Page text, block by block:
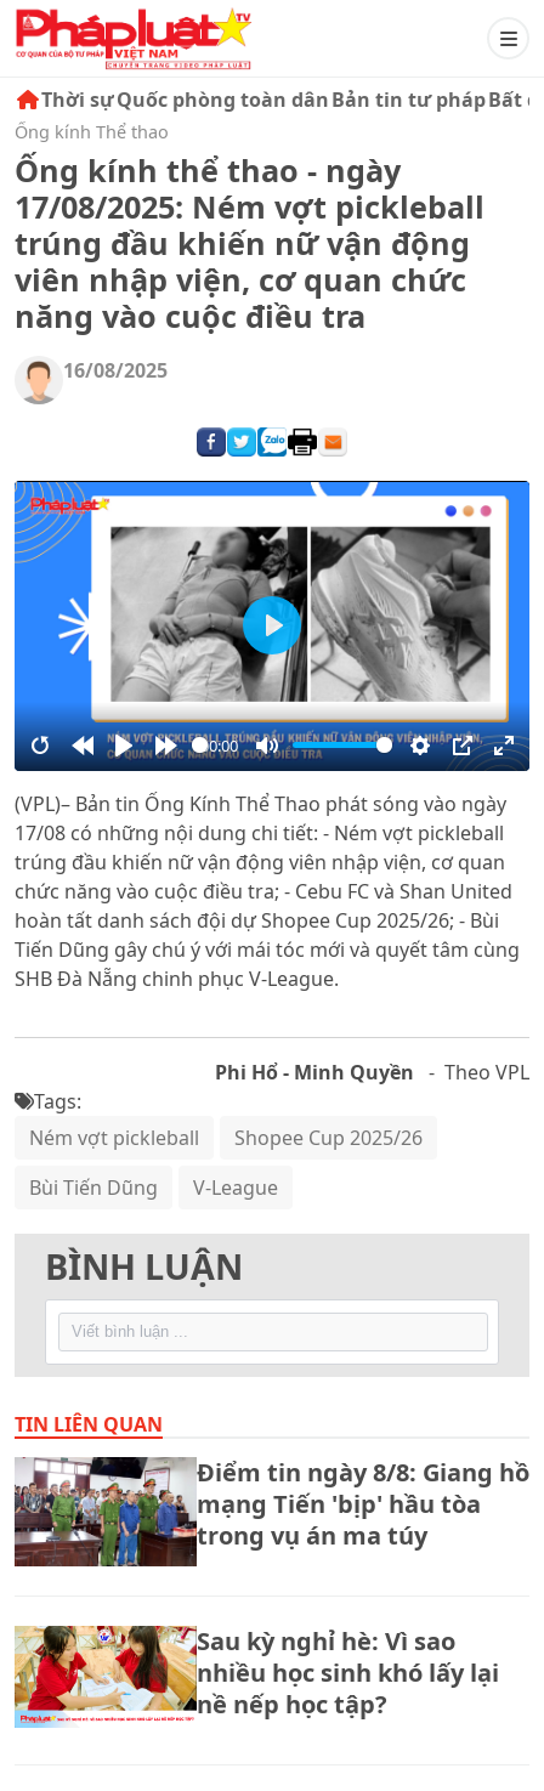
Thời sựQuốc phòng toàn dânBản tin tư phápBất
Ống kính Thể thao
Ống kính thể thao - ngày
17/08/2025: Ném vợt pickleball
trúng đầu khiến nữ vận động
viên nhập viện, cơ quan chức
năng vào cuộc điều tra
16/08/2025
RestartRewind
10s
PlayForward
10s
00:00
Mute Settings
PIP
Play
(VPL)– Bản tin Ống Kính Thể Thao phát sóng vào ngày
17/08 có những nội dung chi tiết: - Ném vợt pickleball
trúng đầu khiến nữ vận động viên nhập viện, cơ quan
chức năng vào cuộc điều tra; - Cebu FC và Shan United
hoàn tất danh sách đội dự Shopee Cup 2025/26; - Bùi
Tiến Dũng gây chú ý với mái tóc mới và quyết tâm cùng
SHB Đà Nẵng chinh phục V-League.
Phi Hổ - Minh Quyền - Theo VPL
Tags:
Ném vợt pickleball
Shopee Cup 2025/26
Bùi Tiến Dũng
V-League
BÌNH LUẬN
TIN LIÊN QUAN
Điểm tin ngày 8/8: Giang hồ
mạng Tiến 'bịp' hầu tòa
trong vụ án ma túy
Sau kỳ nghỉ hè: Vì sao
nhiều học sinh khó lấy lại
nề nếp học tập?